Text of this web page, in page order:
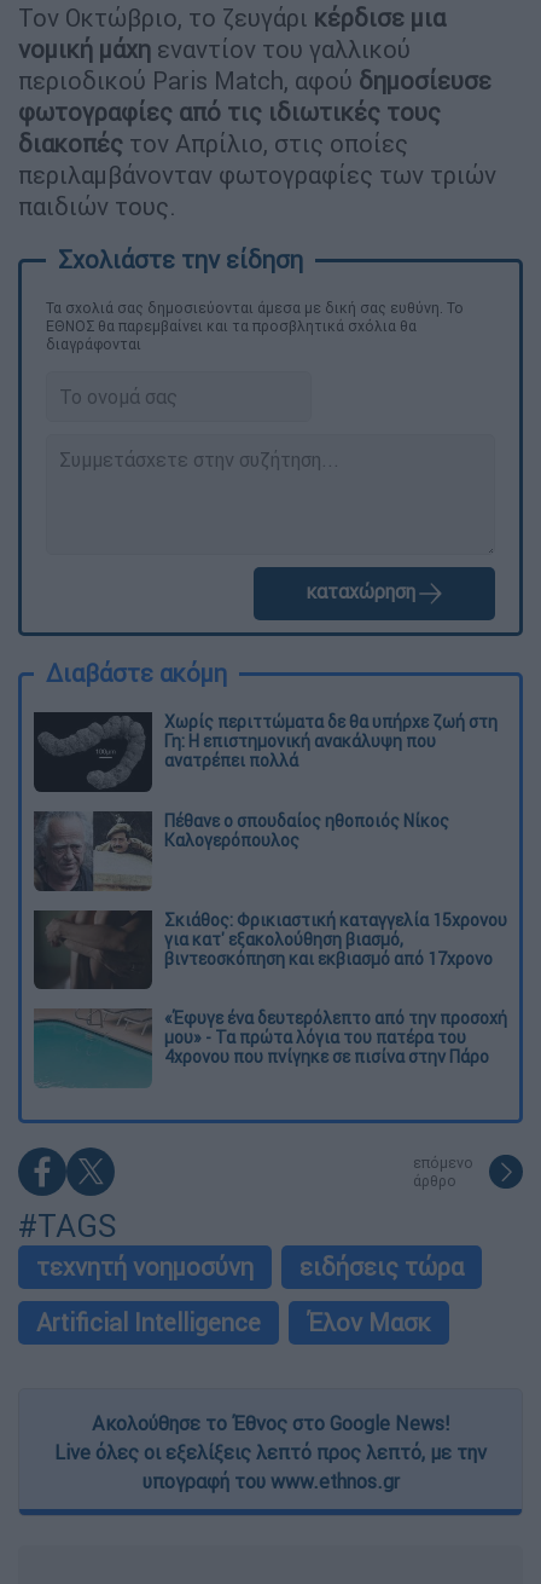
Τον Οκτώβριο, το ζευγάρι κέρδισε μια
νομική μάχη εναντίον του γαλλικού
περιοδικού Paris Match, αφού δημοσίευσε
φωτογραφίες από τις ιδιωτικές τους
διακοπές τον Απρίλιο, στις οποίες
περιλαμβάνονταν φωτογραφίες των τριών
παιδιών τους.
Τα σχολιά σας δημοσιεύονται άμεσα με δική σας ευθύνη. Το
ΕΘΝΟΣ θα παρεμβαίνει και τα προσβλητικά σχόλια θα
διαγράφονται
καταχώρηση
Διαβάστε ακόμη
Χωρίς περιττώματα δε θα υπήρχε ζωή στη
Γη: Η επιστημονική ανακάλυψη που
ανατρέπει πολλά
Πέθανε ο σπουδαίος ηθοποιός Νίκος
Καλογερόπουλος
Σκιάθος: Φρικιαστική καταγγελία 15χρονου
για κατ' εξακολούθηση βιασμό,
βιντεοσκόπηση και εκβιασμό από 17χρονο
«Έφυγε ένα δευτερόλεπτο από την προσοχή
μου» - Τα πρώτα λόγια του πατέρα του
4χρονου που πνίγηκε σε πισίνα στην Πάρο
επόμενο
άρθρο
#TAGS
τεχνητή νοημοσύνη
ειδήσεις τώρα
Artificial Intelligence
Έλον Μασκ
Ακολούθησε το Έθνος στο Google News!
Live όλες οι εξελίξεις λεπτό προς λεπτό, με την
υπογραφή του www.ethnos.gr